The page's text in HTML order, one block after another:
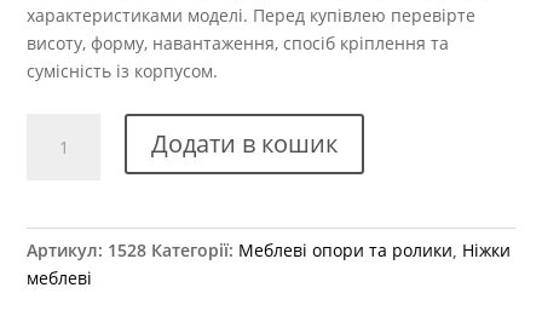
характеристиками моделі. Перед купівлею перевірте
висоту, форму, навантаження, спосіб кріплення та
сумісність із корпусом.
меблева
кількість
Додати в кошик
Артикул: 1528 Категорії: Меблеві опори та ролики Ніжки
меблеві